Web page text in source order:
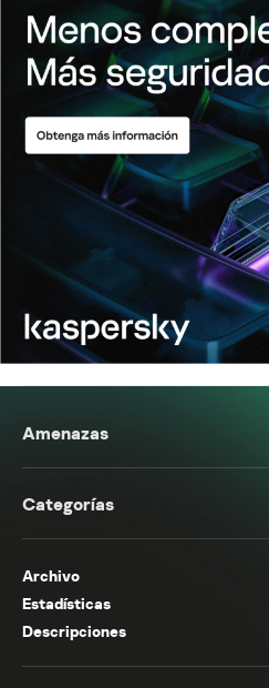
Amenazas
Categorías
Archivo
Estadísticas
Descripciones